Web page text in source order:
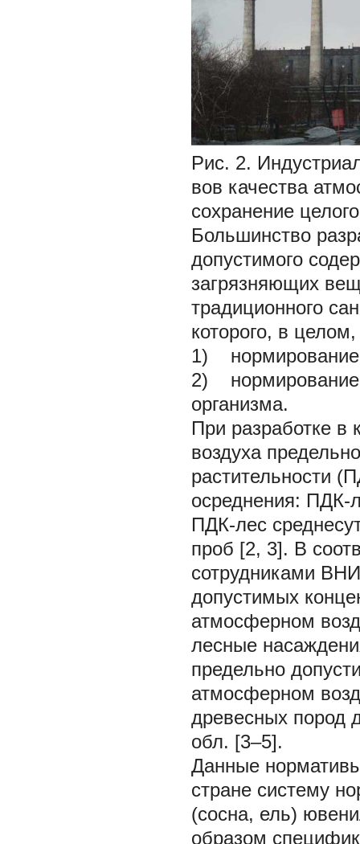
Рис. 2.
вов качества
сохранение
Большинство
допустимого
загрязняющих
традиционного
которого, в
1) нормирование
2) нормирование
организма.
При разработке в
воздуха
растительности
осреднения: ПДК-
ПДК-лес
проб [2, 3]. В
сотрудниками
допустимых
атмосферном
лесные
предельно
атмосферном
древесных пород
обл. [3–5].
Данные
стране систему
(сосна, ель)
образом